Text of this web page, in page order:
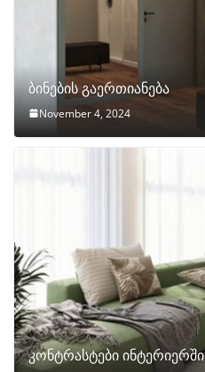
ბინების გაერთიანება
November 4, 2024
კონტრასტები ინტერიერში